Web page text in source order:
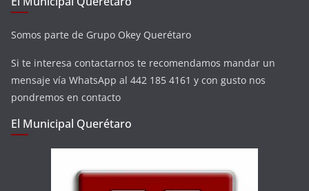
Somos parte de Grupo Okey Querétaro
Si te interesa contactarnos te recomendamos mandar un
mensaje vía WhatsApp al 442 185 4161 y con gusto nos
pondremos en contacto
El Municipal Querétaro